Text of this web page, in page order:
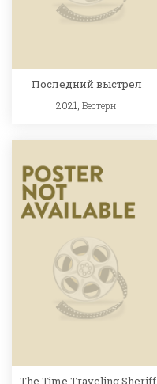
Последний выстрел
2021,Вестерн
The Time Traveling Sheriff